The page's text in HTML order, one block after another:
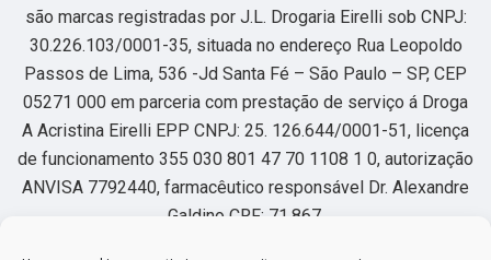
são marcas registradas por J.L. Drogaria Eirelli sob CNPJ:
30.226.103/0001-35, situada no endereço Rua Leopoldo
Passos de Lima, 536 -Jd Santa Fé – São Paulo – SP, CEP
05271 000 em parceria com prestação de serviço á Droga
A Acristina Eirelli EPP CNPJ: 25. 126.644/0001-51, licença
de funcionamento 355 030 801 47 70 1108 1 0, autorização
ANVISA 7792440, farmacêutico responsável Dr. Alexandre
Galdino CRF: 71.867.